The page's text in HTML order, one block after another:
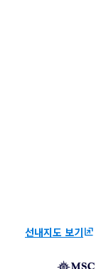
선내지도 보기ungroup